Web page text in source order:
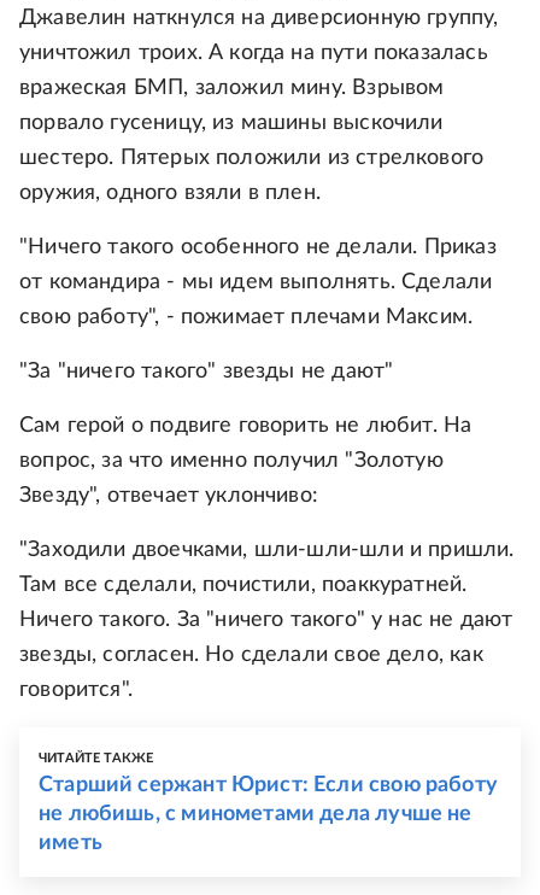
Джавелин наткнулся на диверсионную группу,
уничтожил троих. А когда на пути показалась
вражеская БМП, заложил мину. Взрывом
порвало гусеницу, из машины выскочили
шестеро. Пятерых положили из стрелкового
оружия, одного взяли в плен.
"Ничего такого особенного не делали. Приказ
от командира - мы идем выполнять. Сделали
свою работу", - пожимает плечами Максим.
"За "ничего такого" звезды не дают"
Сам герой о подвиге говорить не любит. На
вопрос, за что именно получил "Золотую
Звезду", отвечает уклончиво:
"Заходили двоечками, шли-шли-шли и пришли.
Там все сделали, почистили, поаккуратней.
Ничего такого. За "ничего такого" у нас не дают
звезды, согласен. Но сделали свое дело, как
говорится".
ЧИТАЙТЕ ТАКЖЕ
Старший сержант Юрист: Если свою работу
не любишь, с минометами дела лучше не
иметь